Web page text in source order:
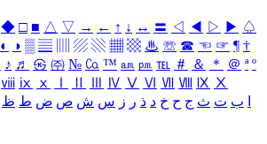
◆ □ ■ △ ▽ → ← ↑ ↓ ↔ 〓 ◁ ◀ ▷ ▶ ♤
◐ ◑ ▒ ▤ ▨ ▧ ▦ ▩ ♨ ☏ ☎ ☜ ☞ ¶ †
♪ ♬ ㉿ ㈜ № ㏇ ™ ㏂ ㏘ ℡ ＃ ＆ ＊ ＠ ª º
ⅷ ⅸ ⅹ Ⅳ Ⅴ Ⅵ Ⅶ Ⅷ Ⅸ Ⅹ
ب ت ث ج ح خ د ذ ر ز س ش ص ض ط ظ